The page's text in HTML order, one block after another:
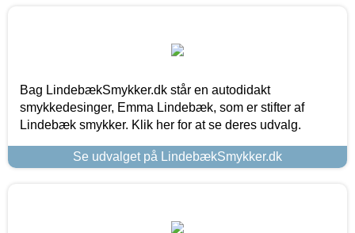
Bag LindebækSmykker.dk står en autodidakt
smykkedesinger, Emma Lindebæk, som er stifter af
Lindebæk smykker. Klik her for at se deres udvalg.
Se udvalget på LindebækSmykker.dk